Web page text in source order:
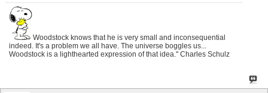
Woodstock knows that he is very small and inconsequential
indeed. It's a problem we all have. The universe boggles us...
Woodstock is a lighthearted expression of that idea." Charles Schulz